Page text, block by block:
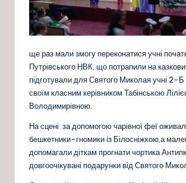
ще раз мали змогу переконатися учні
Путрівського НВК, що потрапили на
підготували для Святого Миколая учні 2-Б
своїм класним керівником Табінською
Володимирівною.
На сцені за допомогою чарівної феї
бешкетники-гномики із Білосніжкою,а
допомагали діткам прогнати чортика
довгоочікувані подарунки від Святого